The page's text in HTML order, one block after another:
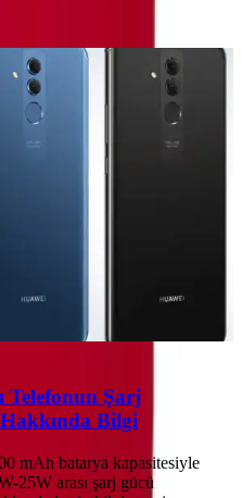
Telefonun Şarj
Bilgi
mAh batarya kapasitesiyle
25W arası şarj gücü